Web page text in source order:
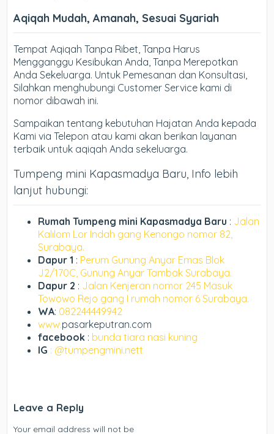
Aqiqah Mudah, Amanah, Sesuai Syariah
Tempat Aqiqah Tanpa Ribet, Tanpa Harus
Mengganggu Kesibukan Anda, Tanpa Merepotkan
Anda Sekeluarga. Untuk Pemesanan dan Konsultasi,
Silahkan menghubungi Customer Service kami di
nomor dibawah ini.
Sampaikan tentang kebutuhan Hajatan Anda kepada
Kami via Telepon atau kami akan berikan layanan
terbaik untuk aqiqah Anda sekeluarga.
Tumpeng mini Kapasmadya Baru, Info lebih
lanjut hubungi:
Rumah Tumpeng mini Kapasmadya Baru : Jalan
Kalilom Lor Indah gang Kenongo nomor 82,
Surabaya.
Dapur 1 : Perum Gunung Anyar Emas Blok
J2/170C, Gunung Anyar Tambak Surabaya.
Dapur 2 : Jalan Kenjeran nomor 245 Masuk
Towowo Rejo gang I rumah nomor 6 Surabaya.
WA: 082244449942
www.pasarkeputran.com
facebook : bunda tiara nasi kuning
IG : @tumpengmini.nett
Leave a Reply
Your email address will not be